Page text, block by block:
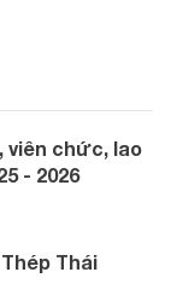
viên chức, lao
- 2026
Thái